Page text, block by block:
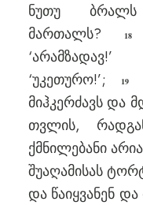
ნუთუ
მართალს?
18
‘უკეთურო!’;
19
მიჰკერძავს და
თვლის,
ქმნილებანი
შუაღამისას
და წაიყვანენ